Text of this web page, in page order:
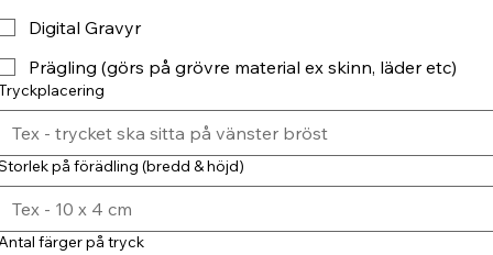
Digital Gravyr
Prägling (görs på grövre material ex skinn, läder etc)
på förädling (bredd & höjd)
färger på tryck